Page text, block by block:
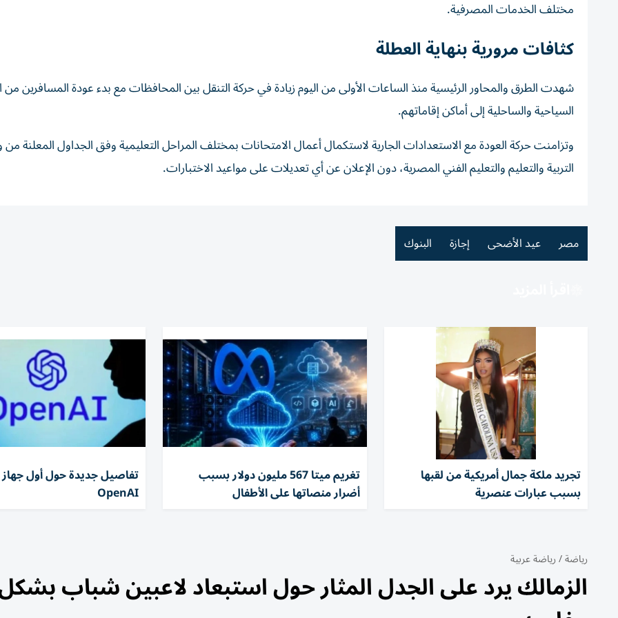
مختلف الخدمات المصرفية.
كثافات مرورية بنهاية العطلة
شهدت الطرق والمحاور الرئيسية منذ الساعات الأولى من اليوم زيادة في حركة التنقل بين المحافظات مع بدء عودة المسافرين
السياحية والساحلية إلى أماكن إقاماتهم.
وتزامنت حركة العودة مع الاستعدادات الجارية لاستكمال أعمال الامتحانات بمختلف المراحل التعليمية وفق الجداول المعلنة من
التربية والتعليم والتعليم الفني المصرية، دون الإعلان عن أي تعديلات على مواعيد الاختبارات.
مصر عيد الأضحى إجازة البنوك
تجريد ملكة جمال أمريكية من لقبها
بسبب عبارات عنصرية
تغريم ميتا 567 مليون دولار بسبب
أضرار منصاتها على الأطفال
تفاصيل جديدة حول أول
OpenAI
رياضة/رياضة عربية
الزمالك يرد على الجدل المثار حول استبعاد لاعبين شباب